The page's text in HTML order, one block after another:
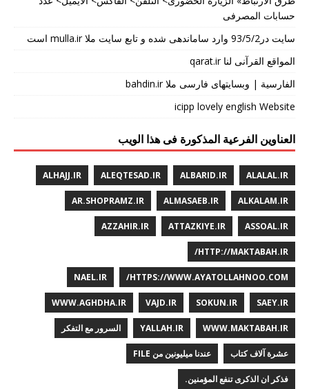
حسابات المصرفی
سایت در93/5/2 وارد ساماندهی شده و تابع سایت ملا mulla.ir است
المواقع القرآنی لنا qarat.ir
الفارسیة | وبسایتهای فارسی ملا bahdin.ir
icipp lovely english Website
العناوین الفرعیة المذکورة فی هذا الویب
ALALAL.IR
ALBARID.IR
ALEQTESAD.IR
ALHAJJ.IR
ALKALAM.IR
ALMASAEB.IR
AR.SHOPRAMZ.IR
ASSOAL.IR
ATTAZKIYE.IR
AZZAHIR.IR
HTTP://MAKTABAH.IR/
HTTPS://WWW.AYATOLLAHNOO.COM/
NAEL.IR
SAEY.IR
SOKUN.IR
VAJD.IR
WWW.AGHDHA.IR
WWW.MAKTABAH.IR
YALLAH.IR السرور مع التفکر
عشرة آلاف کتاب عندنا میلیونین من FILE
فذکر ان الذکری تنفع المؤمنین.